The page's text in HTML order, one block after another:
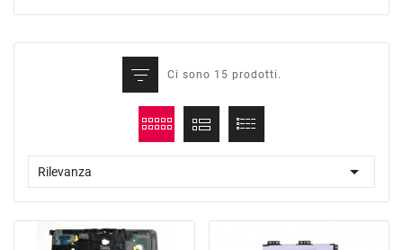
Ci sono 15 prodotti.
Rilevanza 